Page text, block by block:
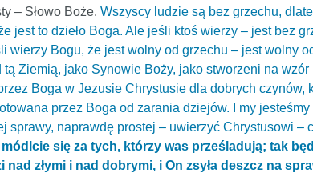
– Słowo Boże. Wszyscy ludzie są bez grzechu,
jest to dzieło Boga. Ale jeśli ktoś wierzy – jest bez
wierzy Bogu, że jest wolny od grzechu – jest wolny
Ziemią, jako Synowie Boży, jako stworzeni na
Boga w Jezusie Chrystusie dla dobrych czynów,
przez Boga od zarania dziejów. I my
naprawdę prostej – uwierzyć Chrystusowi –
się za tych, którzy was prześladują; tak
złymi i nad dobrymi, i On zsyła deszcz na